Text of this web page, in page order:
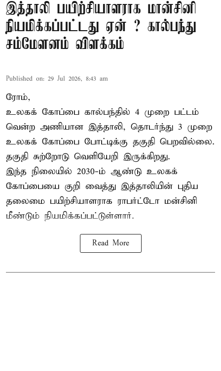
இத்தாலி பயிற்சியாளராக மான்சினி
நியமிக்கப்பட்டது ஏன் ? கால்பந்து
சம்மேளனம் விளக்கம்
Published on: 29 Jul 2026, 8:43 am
ரோம்,
உலகக் கோப்பை கால்பந்தில் 4 முறை பட்டம்
வென்ற அணியான இத்தாலி, தொடர்ந்து 3 முறை
உலகக் கோப்பை போட்டிக்கு தகுதி பெறவில்லை.
தகுதி சுற்றோடு வெளியேறி இருக்கிறது.
இந்த நிலையில் 2030-ம் ஆண்டு உலகக்
கோப்பையை குறி வைத்து இத்தாலியின் புதிய
தலைமை பயிற்சியாளராக ராபர்ட்டோ மன்சினி
மீண்டும் நியமிக்கப்பட்டுள்ளார்.
Read More